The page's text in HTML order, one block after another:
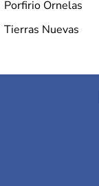
Porfirio Ornelas
Tierras Nuevas